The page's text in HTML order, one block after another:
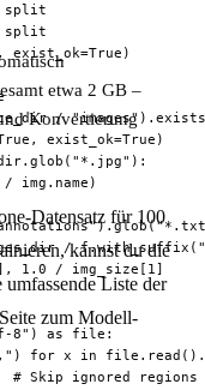
split
split
exist_ok=True)
/
exist_ok=True)
img.name)
/
1.0 / img_size[1]
8") as file:
for x in
# Skip ignored regions
etwa 2 GB –
Konvertierung
Datensatz für 100
kannst du die
Liste der
zum Modell-